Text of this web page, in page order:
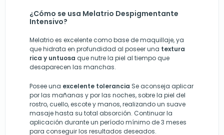
¿Cómo se usa Melatrio Despigmentante
Intensivo?
Melatrio es excelente como base de maquillaje, ya
que hidrata en profundidad al poseer una textura
rica y untuosa que nutre la piel al tiempo que
desaparecen las manchas.
Posee una excelente tolerancia Se aconseja aplicar
por las mañanas y por las noches, sobre la piel del
rostro, cuello, escote y manos, realizando un suave
masaje hasta su total absorción. Continuar la
aplicación durante un período mínimo de 3 meses
para conseguir los resultados deseados.